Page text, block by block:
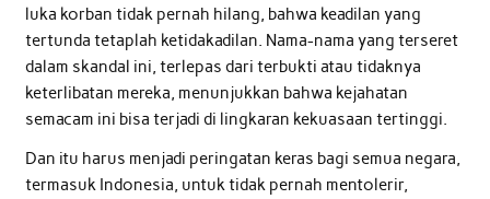
luka korban tidak pernah hilang, bahwa keadilan yang
tertunda tetaplah ketidakadilan. Nama-nama yang terseret
dalam skandal ini, terlepas dari terbukti atau tidaknya
keterlibatan mereka, menunjukkan bahwa kejahatan
semacam ini bisa terjadi di lingkaran kekuasaan tertinggi.
Dan itu harus menjadi peringatan keras bagi semua negara,
termasuk Indonesia, untuk tidak pernah mentolerir,